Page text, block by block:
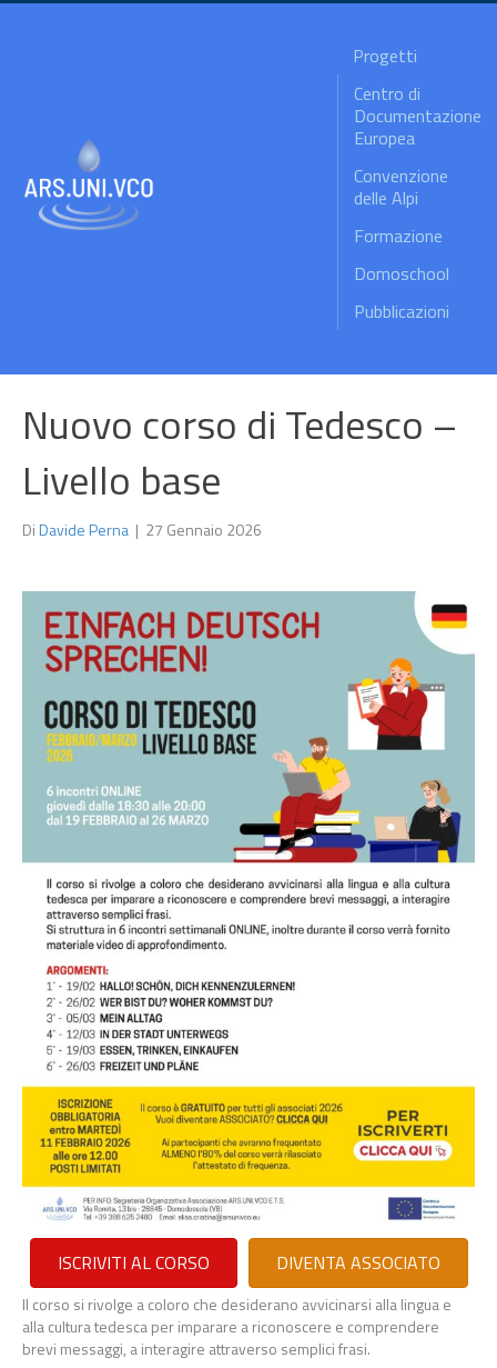
Progetti
Centro di
Documentazione
Europea
Convenzione
delle Alpi
Formazione
Domoschool
Pubblicazioni
Nuovo corso di Tedesco –
Livello base
DiDavide Perna | 27 Gennaio 2026
ISCRIVITI AL CORSO DIVENTA ASSOCIATO
Il corso si rivolge a coloro che desiderano avvicinarsi alla lingua e
alla cultura tedesca per imparare a riconoscere e comprendere
brevi messaggi, a interagire attraverso semplici frasi.